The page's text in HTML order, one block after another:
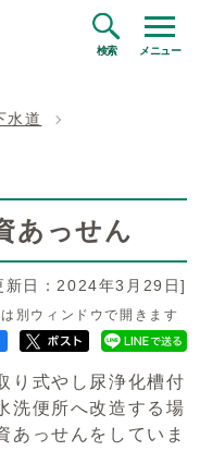
検索 メニュー
水道
あっせん
新日：2024年3月29日]
別ウィンドウで開きます
り式やし尿浄化槽付
洗便所へ改造する場
あっせんをしていま